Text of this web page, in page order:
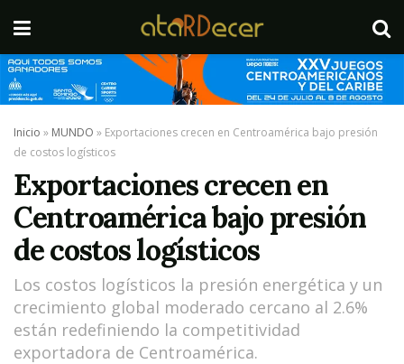
Inicio » MUNDO » Exportaciones crecen en Centroamérica bajo presión
de costos logísticos
Exportaciones crecen en
Centroamérica bajo presión
de costos logísticos
Los costos logísticos la presión energética y un
crecimiento global moderado cercano al 2.6%
están redefiniendo la competitividad
exportadora de Centroamérica.